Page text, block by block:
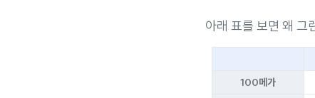
아래 표를 보면 왜 그
100메가